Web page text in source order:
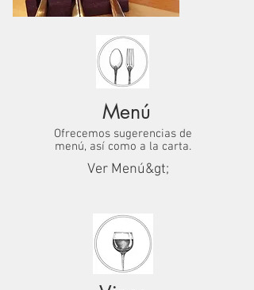
Menú
Ofrecemos sugerencias de
menú, así como a la carta.
Ver Menú&gt;